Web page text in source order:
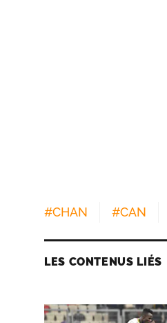
#CHAN #CAN
LES CONTENUS LIÉS